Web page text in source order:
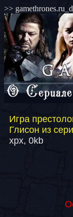
>>
Игра
Глисон из
xpx, 0kb